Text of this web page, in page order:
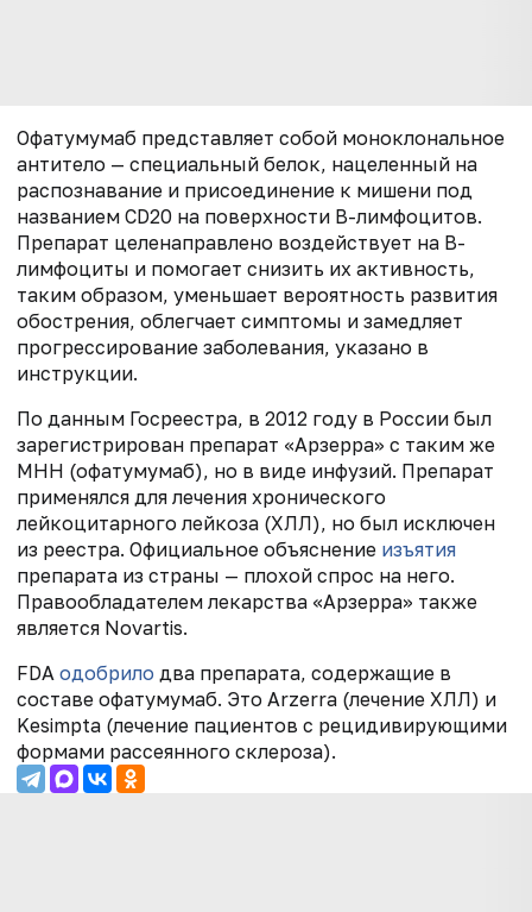
Офатумумаб представляет собой моноклональное
антитело — специальный белок, нацеленный на
распознавание и присоединение к мишени под
названием CD20 на поверхности В-лимфоцитов.
Препарат целенаправлено воздействует на В-
лимфоциты и помогает снизить их активность,
таким образом, уменьшает вероятность развития
обострения, облегчает симптомы и замедляет
прогрессирование заболевания, указано в
инструкции.
По данным Госреестра, в 2012 году в России был
зарегистрирован препарат «Арзерра» с таким же
МНН (офатумумаб), но в виде инфузий. Препарат
применялся для лечения хронического
лейкоцитарного лейкоза (ХЛЛ), но был исключен
из реестра. Официальное объяснение изъятия
препарата из страны — плохой спрос на него.
Правообладателем лекарства «Арзерра» также
является Novartis.
FDA одобрило два препарата, содержащие в
составе офатумумаб. Это Arzerra (лечение ХЛЛ) и
Kesimpta (лечение пациентов с рецидивирующими
формами рассеянного склероза).